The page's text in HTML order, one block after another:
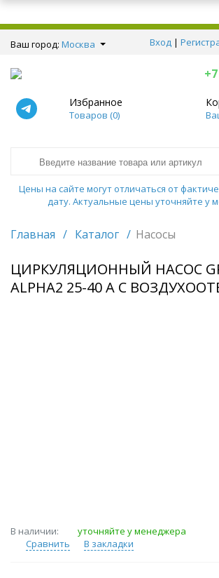
Ваш город: Москва Вход |
Избранное
Товаров (0)
Цены на сайте могут отличаться от
дату. Актуальные цены уточняйте у
Главная / Каталог / Насосы
ЦИРКУЛЯЦИОННЫЙ НАСОС
ALPHA2 25-40 А С
В наличии:
уточняйте у менеджера
Сравнить
В закладки